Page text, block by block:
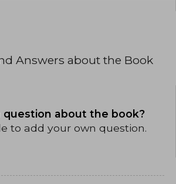
Answers about the Book
question about the book?
to add your own question.